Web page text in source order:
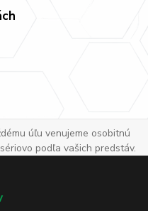
úľu venujeme osobitnú
podľa vašich predstáv.